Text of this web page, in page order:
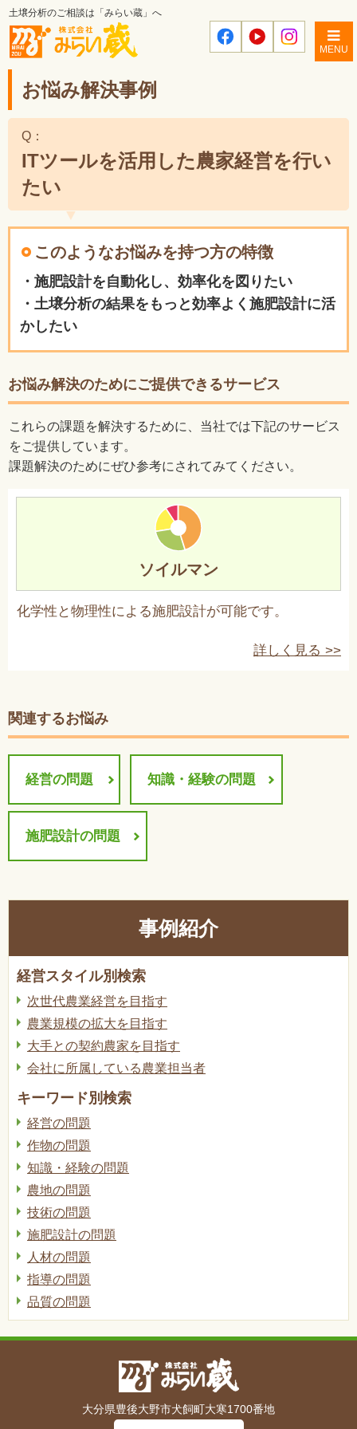
土壌分析のご相談は「みらい蔵」へ
MENU
お悩み解決事例
Q：
ITツールを活用した農家経営を行い
たい
このようなお悩みを持つ方の特徴
・施肥設計を自動化し、効率化を図りたい
・土壌分析の結果をもっと効率よく施肥設計に活
かしたい
お悩み解決のためにご提供できるサービス
これらの課題を解決するために、当社では下記のサービス
をご提供しています。
課題解決のためにぜひ参考にされてみてください。
ソイルマン
化学性と物理性による施肥設計が可能です。
詳しく見る >>
関連するお悩み
経営の問題 知識・経験の問題
施肥設計の問題
事例紹介
経営スタイル別検索
次世代農業経営を目指す
農業規模の拡大を目指す
大手との契約農家を目指す
会社に所属している農業担当者
キーワード別検索
経営の問題
作物の問題
知識・経験の問題
農地の問題
技術の問題
施肥設計の問題
人材の問題
指導の問題
品質の問題
大分県豊後大野市犬飼町大寒1700番地